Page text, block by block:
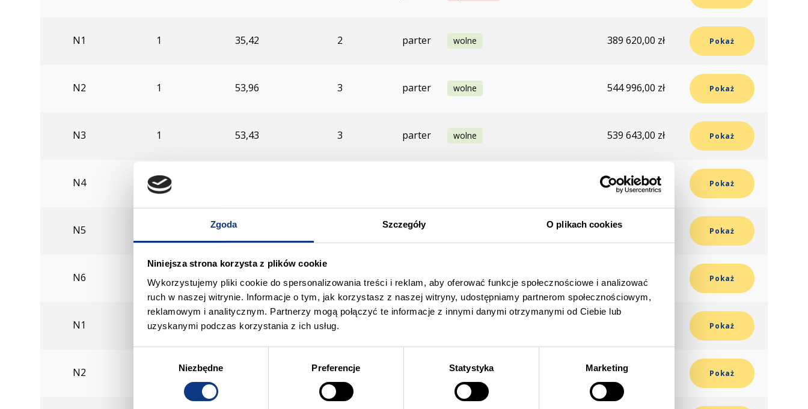
Zgoda Szczegóły O plikach cookies
Niniejsza strona korzysta z plików cookie
Wykorzystujemy pliki cookie do spersonalizowania treści i reklam, aby oferować funkcje społecznościowe i analizować
ruch w naszej witrynie. Informacje o tym, jak korzystasz z naszej witryny, udostępniamy partnerom społecznościowym,
reklamowym i analitycznym. Partnerzy mogą połączyć te informacje z innymi danymi otrzymanymi od Ciebie lub
uzyskanymi podczas korzystania z ich usług.
Niezbędne Preferencje Statystyka Marketing
N1 1 35,42 2 parter wolne 389 620,00 zł Pokaż
N2 1 53,96 3 parter wolne 544 996,00 zł Pokaż
N3 1 53,43 3 parter wolne 539 643,00 zł Pokaż
N4 10 338 205,00 zł Pokaż
N5 53,13 trzecie 510 048,00 zł Pokaż
N6 10 38,58 pierwsze sprzedane 405 090,00 zł Pokaż
N1 10 42,57 2 Pokaż
N2 2 sprzedane 354 310,00 zł Pokaż